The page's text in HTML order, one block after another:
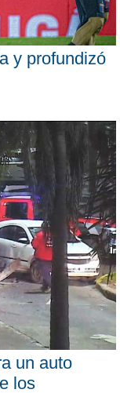
y profundizó
un auto
los